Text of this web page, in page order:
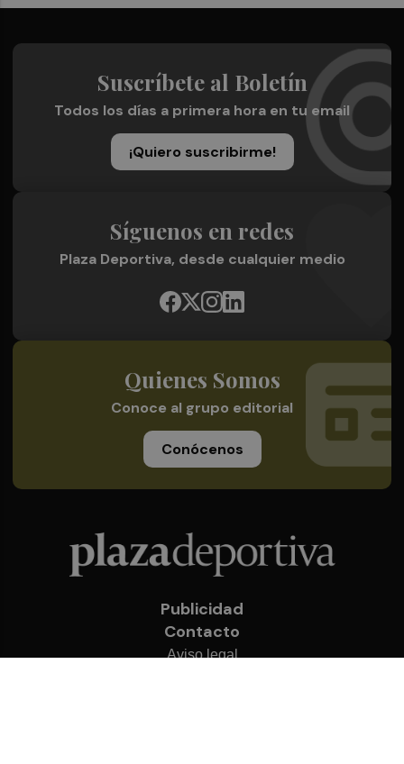
Suscríbete al Boletín
Todos los días a primera hora en tu email
¡Quiero suscribirme!
Síguenos en redes
Plaza Deportiva, desde cualquier medio
Quienes Somos
Conoce al grupo editorial
Conócenos
Publicidad
Contacto
Aviso legal